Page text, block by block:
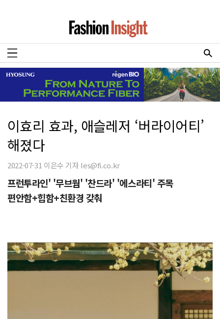
이효리 효과, 애슬레저 ‘버라이어티’
해졌다
2022-07-31 이은수 기자 les@fi.co.kr
프런투라인' '무브웜' '찬드라' '에스라티' 주목
편안함+힙함+친환경 갖춰